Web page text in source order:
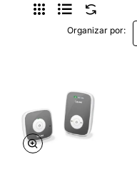
Organizar por: